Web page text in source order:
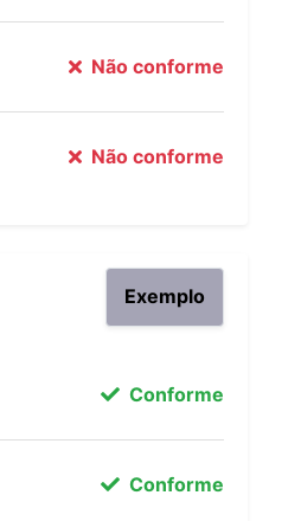
Não conforme
Não conforme
Exemplo
Conforme
Conforme